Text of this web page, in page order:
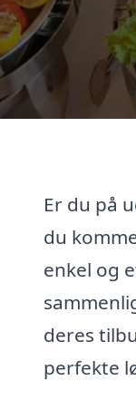
Er du på
du
enkel og
deres
perfekte